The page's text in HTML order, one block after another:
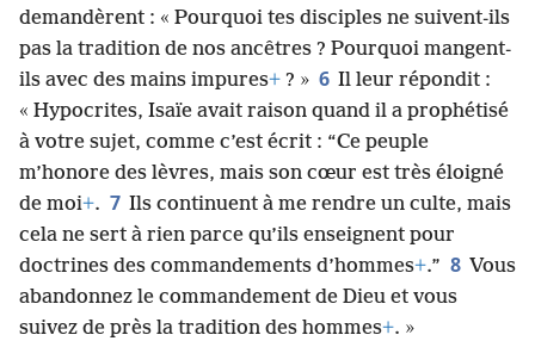
demandèrent : « Pourquoi tes disciples ne suivent-ils
pas la tradition de nos ancêtres ? Pourquoi mangent-
ils avec des mains impures+ ? » 6 Il leur répondit :
« Hypocrites, Isaïe avait raison quand il a prophétisé
à votre sujet, comme c’est écrit : “Ce peuple
m’honore des lèvres, mais son cœur est très éloigné
de moi+. 7 Ils continuent à me rendre un culte, mais
cela ne sert à rien parce qu’ils enseignent pour
doctrines des commandements d’hommes+.” 8 Vous
abandonnez le commandement de Dieu et vous
suivez de près la tradition des hommes+. »